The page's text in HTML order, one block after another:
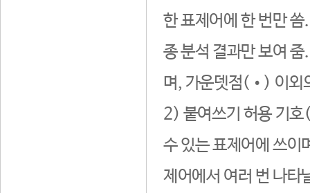
한 표제어에 한 번만
종 분석 결과만 보여
며, 가운뎃점(•) 이외
2) 붙여쓰기 허용 기호
수 있는 표제어에 쓰이
제어에서 여러 번 나타